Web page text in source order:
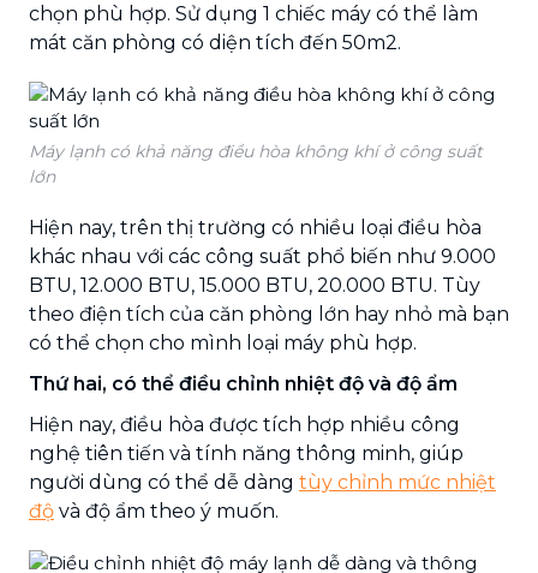
chọn phù hợp. Sử dụng 1 chiếc máy có thể làm
mát căn phòng có diện tích đến 50m2.
Máy lạnh có khả năng điều hòa không khí ở công suất
lớn
Hiện nay, trên thị trường có nhiều loại điều hòa
khác nhau với các công suất phổ biến như 9.000
BTU, 12.000 BTU, 15.000 BTU, 20.000 BTU. Tùy
theo điện tích của căn phòng lớn hay nhỏ mà bạn
có thể chọn cho mình loại máy phù hợp.
Thứ hai, có thể điều chỉnh nhiệt độ và độ ẩm
Hiện nay, điều hòa được tích hợp nhiều công
nghệ tiên tiến và tính năng thông minh, giúp
người dùng có thể dễ dàng tùy chỉnh mức nhiệt
độ và độ ẩm theo ý muốn.